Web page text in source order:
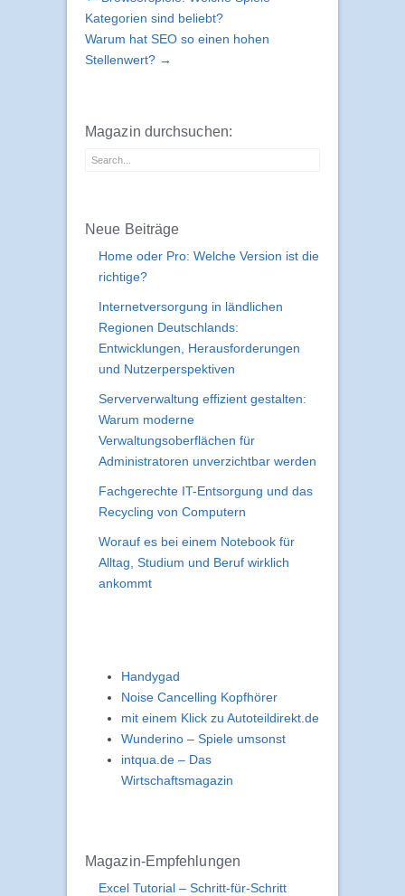
Kategorien sind beliebt?
Warum hat SEO so einen hohen
Stellenwert? →
Magazin durchsuchen:
Neue Beiträge
Home oder Pro: Welche Version ist die
richtige?
Internetversorgung in ländlichen
Regionen Deutschlands:
Entwicklungen, Herausforderungen
und Nutzerperspektiven
Serververwaltung effizient gestalten:
Warum moderne
Verwaltungsoberflächen für
Administratoren unverzichtbar werden
Fachgerechte IT-Entsorgung und das
Recycling von Computern
Worauf es bei einem Notebook für
Alltag, Studium und Beruf wirklich
ankommt
Handygad
Noise Cancelling Kopfhörer
mit einem Klick zu Autoteildirekt.de
Wunderino – Spiele umsonst
intqua.de – Das
Wirtschaftsmagazin
Magazin-Empfehlungen
Excel Tutorial – Schritt-für-Schritt